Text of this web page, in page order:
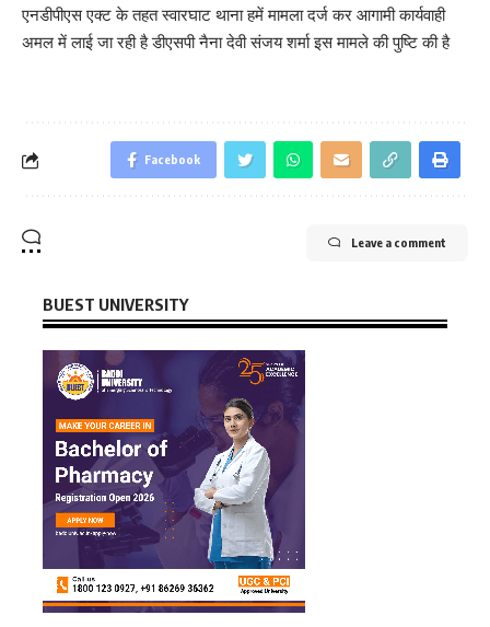
एनडीपीएस एक्ट के तहत स्वारघाट थाना हमें मामला दर्ज कर आगामी कार्यवाही
अमल में लाई जा रही है डीएसपी नैना देवी संजय शर्मा इस मामले की पुष्टि की है
Facebook
Leave a comment
BUEST UNIVERSITY